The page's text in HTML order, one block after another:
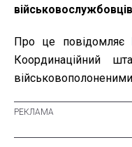
військовослужбовців
Про це повідомляє
Координаційний